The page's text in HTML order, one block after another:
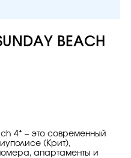
BEACH
4* – это современный
(Крит),
апартаменты и